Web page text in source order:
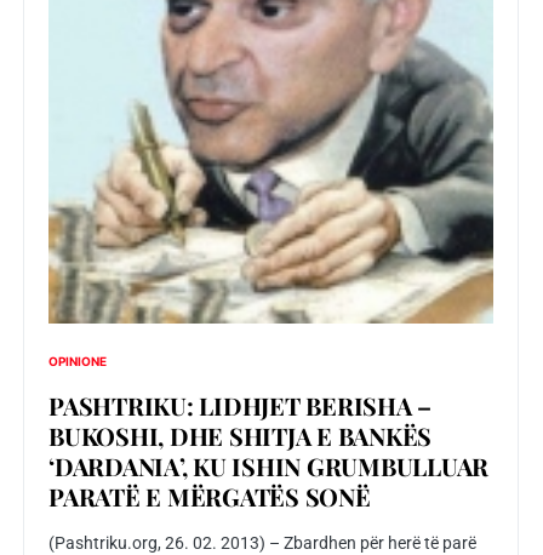
OPINIONE
PASHTRIKU: LIDHJET BERISHA –
BUKOSHI, DHE SHITJA E BANKËS
‘DARDANIA’, KU ISHIN GRUMBULLUAR
PARATË E MËRGATËS SONË
(Pashtriku.org, 26. 02. 2013) – Zbardhen për herë të parë